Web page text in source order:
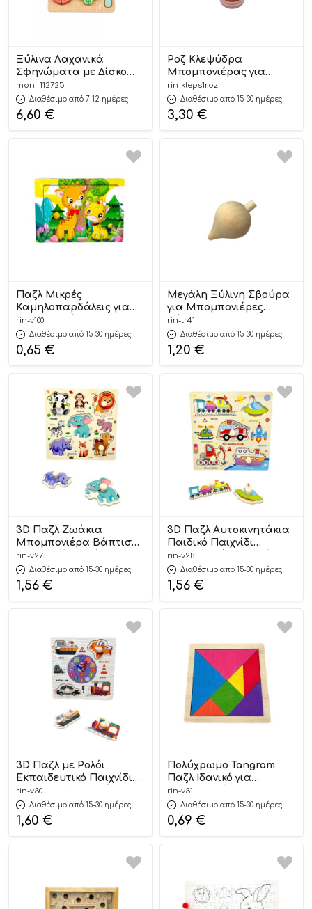
Ξύλινα Λαχανικά
Σφηνώματα με Δίσκο
Κοπής HP020
6976831551445 12m+ – Hi
Pando
moni-112725
Διαθέσιμο από 7-12 ημέρες
6,60 €
Ροζ Κλεψύδρα
Μπομπονιέρας για
Διακόσμηση 4,2x10cm |
ΚΛΕΨ1ΡΟΖ Riniotis
rin-kleps1roz
Διαθέσιμο από 15-30 ημέρες
3,30 €
Παζλ Μικρές
Καμηλοπαρδάλεις για
Μπομπονιέρα Βάπτισης
14,7×10,8cm | Β100 Riniotis
rin-v100
Διαθέσιμο από 15-30 ημέρες
0,65 €
Μεγάλη Ξύλινη Σβούρα
για Μπομπονιέρες
Βάπτισης 6,5×4,5cm |
ΤΡ41 Riniotis
rin-tr41
Διαθέσιμο από 15-30 ημέρες
1,20 €
3D Παζλ Ζωάκια
Μπομπονιέρα Βάπτισης
& Παιδικό Δωράκι
14,5×14,5cm | Β27 Riniotis
rin-v27
Διαθέσιμο από 15-30 ημέρες
1,56 €
3D Παζλ Αυτοκινητάκια
Παιδικό Παιχνίδι
Κατασκευής Ιδανικό για
Μπομπονιέρες
Βάπτισης 14,5×14,5cm |
Β28 Riniotis
rin-v28
Διαθέσιμο από 15-30 ημέρες
1,56 €
3D Παζλ με Ρολόι
Εκπαιδευτικό Παιχνίδι
για Παιδιά Ιδανικό για
Μπομπονιέρες
Βάπτισης 14,5×14,5cm |
Β30 Riniotis
rin-v30
Διαθέσιμο από 15-30 ημέρες
1,60 €
Πολύχρωμο Tangram
Παζλ Ιδανικό για
Μπομπονιέρες
Βάπτισης & Πάρτι
11x11cm | Β31 Riniotis
rin-v31
Διαθέσιμο από 15-30 ημέρες
0,69 €